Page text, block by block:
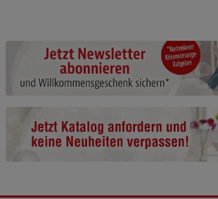
Notwendige Cookies (5)
Beschreibung Notwendige Cookies
Cookie-Informationen anzeigen
Funktionale Cookies (1)
Beschreibung Funktionale Cookies